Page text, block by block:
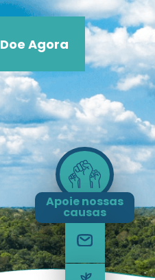
Doe Agora
Apoie nossas
causas